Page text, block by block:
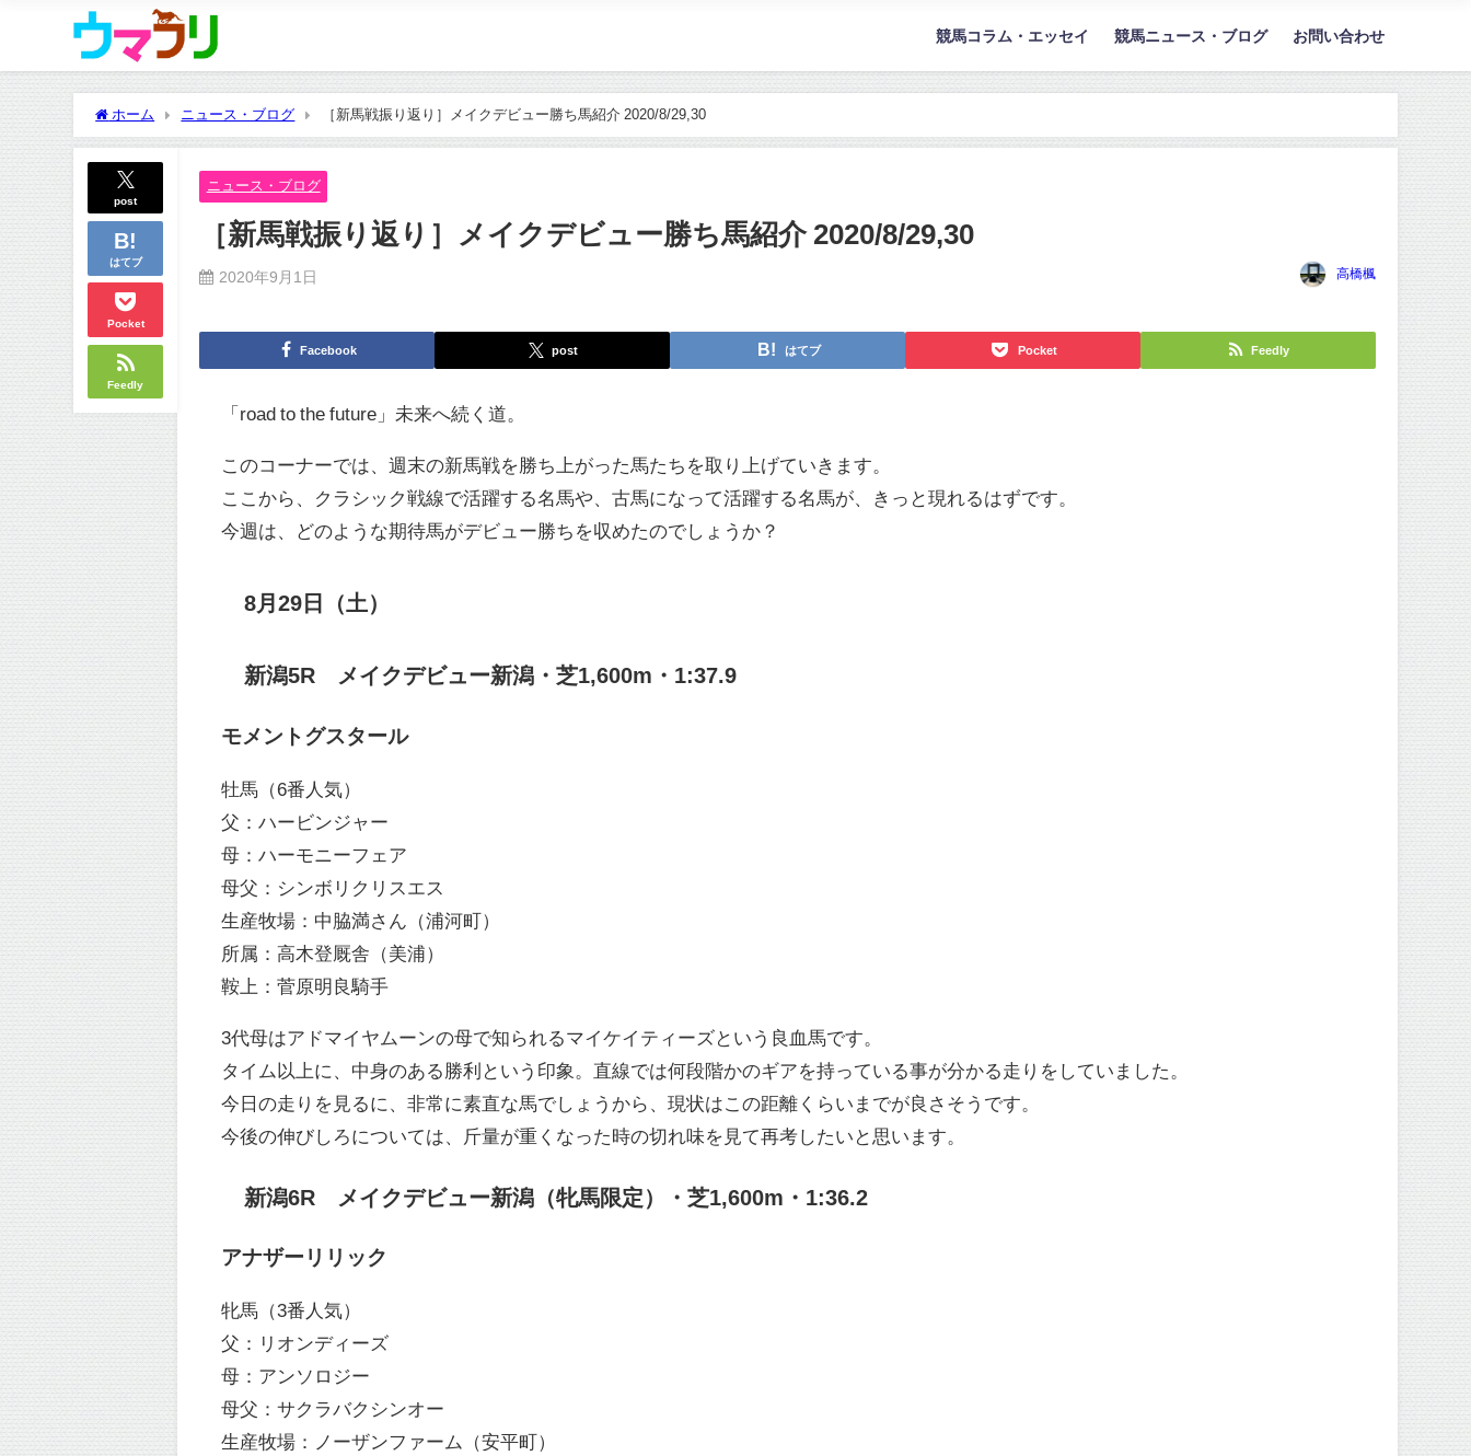
競馬コラム・エッセイ 競馬ニュース・ブログ お問い合わせ
ホーム ニュース・ブログ ［新馬戦振り返り］メイクデビュー勝ち馬紹介 2020/8/29,30
post
はてブ
Pocket
Feedly
ニュース・ブログ
［新馬戦振り返り］メイクデビュー勝ち馬紹介 2020/8/29,30
2020年9月1日 高橋楓
Facebook post はてブ Pocket Feedly
「road to the future」未来へ続く道。
このコーナーでは、週末の新馬戦を勝ち上がった馬たちを取り上げていきます。
ここから、クラシック戦線で活躍する名馬や、古馬になって活躍する名馬が、きっと現れるはずです。
今週は、どのような期待馬がデビュー勝ちを収めたのでしょうか？
8月29日（土）
新潟5R メイクデビュー新潟・芝1,600m・1:37.9
モメントグスタール
牡馬（6番人気）
父：ハービンジャー
母：ハーモニーフェア
母父：シンボリクリスエス
生産牧場：中脇満さん（浦河町）
所属：高木登厩舎（美浦）
鞍上：菅原明良騎手
3代母はアドマイヤムーンの母で知られるマイケイティーズという良血馬です。
タイム以上に、中身のある勝利という印象。直線では何段階かのギアを持っている事が分かる走りをしていました。
今日の走りを見るに、非常に素直な馬でしょうから、現状はこの距離くらいまでが良さそうです。
今後の伸びしろについては、斤量が重くなった時の切れ味を見て再考したいと思います。
新潟6R メイクデビュー新潟（牝馬限定）・芝1,600m・1:36.2
アナザーリリック
牝馬（3番人気）
父：リオンディーズ
母：アンソロジー
母父：サクラバクシンオー
生産牧場：ノーザンファーム（安平町）